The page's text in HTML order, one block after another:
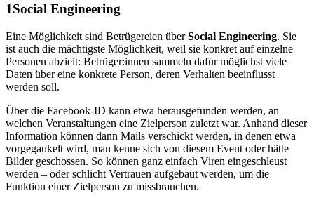
Social Engineering
Eine Möglichkeit sind Betrügereien überSocial Engineering. Sie
ist auch die mächtigste Möglichkeit, weil sie konkret auf einzelne
Personen abzielt: Betrüger:innen sammeln dafür möglichst viele
Daten über eine konkrete Person, deren Verhalten beeinflusst
werden soll.
Über die Facebook-ID kann etwa herausgefunden werden, an
welchen Veranstaltungen eine Zielperson zuletzt war. Anhand dieser
Information können dann Mails verschickt werden, in denen etwa
vorgegaukelt wird, man kenne sich von diesem Event oder hätte
Bilder geschossen. So können ganz einfach Viren eingeschleust
werden – oder schlicht Vertrauen aufgebaut werden, um die
Funktion einer Zielperson zu missbrauchen.